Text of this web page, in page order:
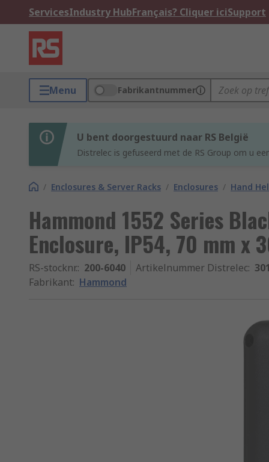
ServicesIndustry HubFrançais? Cliquer iciSupport
Menu Fabrikantnummer
U bent doorgestuurd naar RS België
Distrelec is gefuseerd met de RS Group om u
/ Enclosures & Server Racks / Enclosures / Hand
Hammond 1552 Series
Enclosure, IP54, 70 mm x
RS-stocknr.: 200-6040 Artikelnummer Distrelec:
Fabrikant: Hammond